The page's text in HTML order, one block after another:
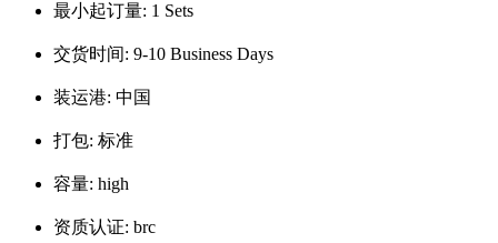
最小起订量: 1 Sets
交货时间: 9-10 Business Days
装运港: 中国
打包: 标准
容量: high
资质认证: brc